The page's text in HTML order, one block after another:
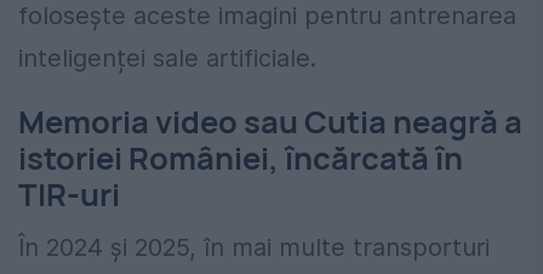
folosește aceste imagini pentru antrenarea
inteligenței sale artificiale.
Memoria video sau Cutia neagră a
istoriei României, încărcată în
TIR-uri
În 2024 și 2025, în mai multe transporturi